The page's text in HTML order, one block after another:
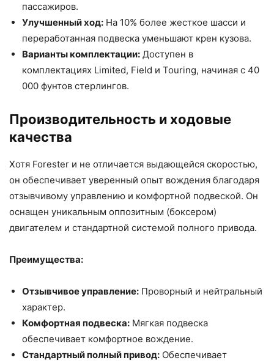
пассажиров.
Улучшенный ход: На 10% более жесткое шасси и
переработанная подвеска уменьшают крен кузова.
Варианты комплектации: Доступен в
комплектациях Limited, Field и Touring, начиная с 40
000 фунтов стерлингов.
Производительность и ходовые
качества
Хотя Forester и не отличается выдающейся скоростью,
он обеспечивает уверенный опыт вождения благодаря
отзывчивому управлению и комфортной подвеской. Он
оснащен уникальным оппозитным (боксером)
двигателем и стандартной системой полного привода.
Преимущества:
Отзывчивое управление: Проворный и нейтральный
характер.
Комфортная подвеска: Мягкая подвеска
обеспечивает комфортное вождение.
Стандартный полный привод: Обеспечивает